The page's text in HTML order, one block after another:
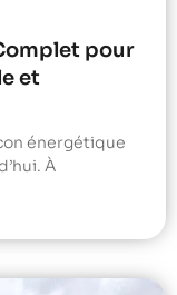
pour
et
énergétique
À